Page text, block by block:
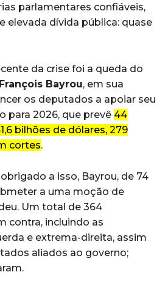
parlamentares confiáveis,
elevada dívida pública: quase
da crise foi a queda do
François Bayrou, em sua
os deputados a apoiar seu
para 2026, que prevê 44
bilhões de dólares, 279
cortes.
a isso, Bayrou, de 74
a uma moção de
Um total de 364
contra, incluindo as
e extrema-direita, assim
aliados ao governo;